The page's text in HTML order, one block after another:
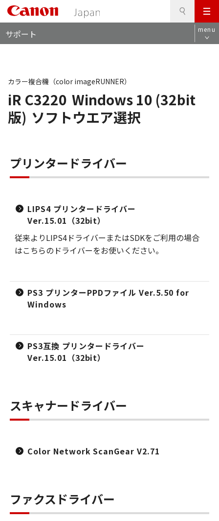
メ
ニ
ュ
サポート menu
iR C3220 Windows 10 (32bit
版) ソフトウエア選択
カラー複合機（color imageRUNNER）
プリンタードライバー
LIPS4 プリンタードライバー
Ver.15.01（32bit）
従来よりLIPS4ドライバーまたはSDKをご利用の場合
はこちらのドライバーをお使いください。
PS3 プリンターPPDファイル Ver.5.50 for
Windows
PS3互換 プリンタードライバー
Ver.15.01（32bit）
スキャナードライバー
Color Network ScanGear V2.71
ファクスドライバー